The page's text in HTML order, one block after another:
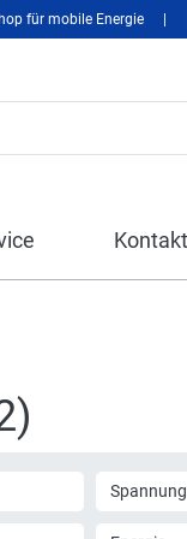
für mobile Energie
Kontakt
Spannung